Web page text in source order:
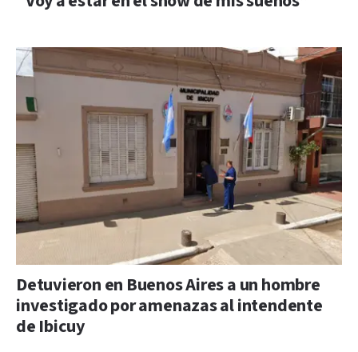
Detuvieron en Buenos Aires a un hombre
investigado por amenazas al intendente
de Ibicuy